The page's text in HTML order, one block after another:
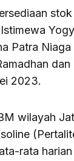
Patra
2023.
wilayah
rata